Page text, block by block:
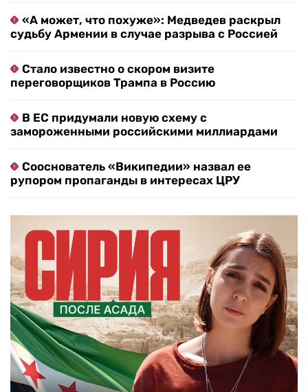
«А может, что похуже»: Медведев раскрыл
судьбу Армении в случае разрыва с Россией
Стало известно о скором визите
переговорщиков Трампа в Россию
В ЕС придумали новую схему с
замороженными российскими миллиардами
Сооснователь «Википедии» назвал ее
рупором пропаганды в интересах ЦРУ